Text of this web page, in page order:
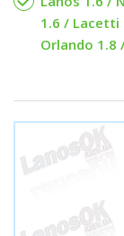
1.6 / Lacetti
Orlando 1.8